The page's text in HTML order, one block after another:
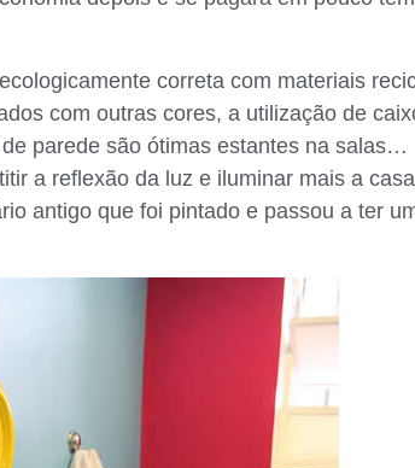
correta com materiais
com outras cores, a utilização de
parede são ótimas estantes na salas…
a reflexão da luz e iluminar mais a
antigo que foi pintado e passou a ter